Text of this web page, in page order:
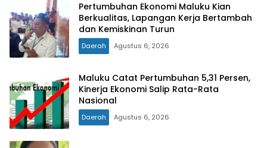
Pertumbuhan Ekonomi Maluku Kian
Berkualitas, Lapangan Kerja Bertambah
dan Kemiskinan Turun
Daerah Agustus 6, 2026
Maluku Catat Pertumbuhan 5,31 Persen,
Kinerja Ekonomi Salip Rata-Rata
Nasional
Daerah Agustus 6, 2026